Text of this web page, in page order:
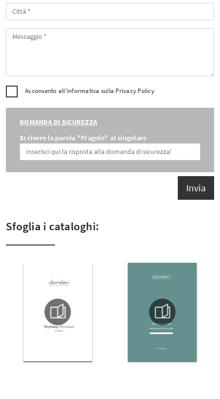
Acconsento all'informativa sulla Privacy Policy
DOMANDA DI SICUREZZA
Scrivere la parola "Fragole" al singolare
Invia
Sfoglia i cataloghi: